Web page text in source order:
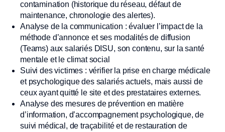
contamination (historique du réseau, défaut de
maintenance, chronologie des alertes).
Analyse de la communication : évaluer l’impact de la
méthode d’annonce et ses modalités de diffusion
(Teams) aux salariés DISU, son contenu, sur la santé
mentale et le climat social
Suivi des victimes : vérifier la prise en charge médicale
et psychologique des salariés actuels, mais aussi de
ceux ayant quitté le site et des prestataires externes.
Analyse des mesures de prévention en matière
d’information, d’accompagnement psychologique, de
suivi médical, de traçabilité et de restauration de